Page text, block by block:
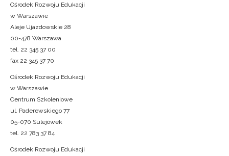
Ośrodek Rozwoju Edukacji
w Warszawie
Aleje Ujazdowskie 28
00-478 Warszawa
tel. 22 345 37 00
fax 22 345 37 70
Ośrodek Rozwoju Edukacji
w Warszawie
Centrum Szkoleniowe
ul. Paderewskiego 77
05-070 Sulejówek
tel. 22 783 37 84
Ośrodek Rozwoju Edukacji